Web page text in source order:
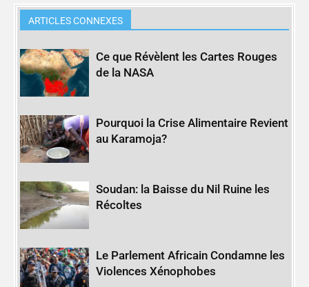
ARTICLES CONNEXES
Ce que Révèlent les Cartes Rouges
de la NASA
Pourquoi la Crise Alimentaire Revient
au Karamoja?
Soudan: la Baisse du Nil Ruine les
Récoltes
Le Parlement Africain Condamne les
Violences Xénophobes